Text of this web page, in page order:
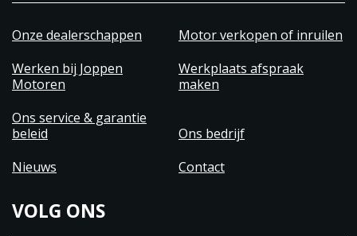
Onze dealerschappen
Motor verkopen of inruilen
Werken bij Joppen
Motoren
Werkplaats afspraak
maken
Ons service & garantie
beleid
Ons bedrijf
Nieuws
Contact
VOLG ONS